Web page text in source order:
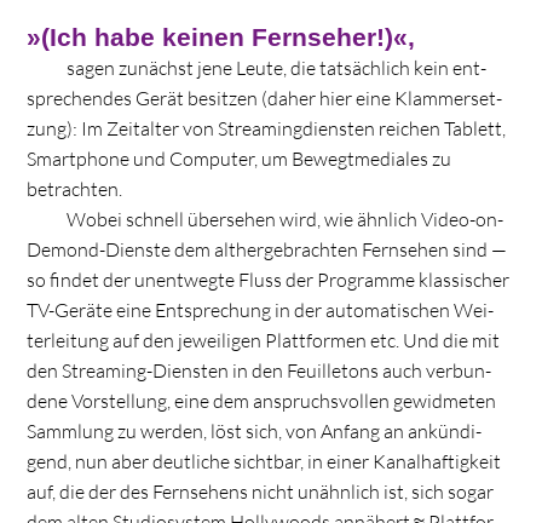
»(Ich habe keinen Fernseher!)«,
sagen zunächst jene Leute, die tat­säch­lich kein ent­
spre­chen­des Gerät besit­zen (daher hier eine Klam­mer­set­
zung): Im Zeit­al­ter von Strea­ming­diens­ten rei­chen Tablett,
Smart­phone und Com­pu­ter, um Bewegt­me­dia­les zu
betrachten.
Wobei schnell über­se­hen wird, wie ähn­lich Video-on-
Demond-Dienste dem alt­her­ge­brach­ten Fern­se­hen sind —
so fin­det der unent­wegte Fluss der Pro­gramme klas­si­scher
TV-Geräte eine Ent­spre­chung in der auto­ma­ti­schen Wei­
ter­lei­tung auf den jewei­li­gen Platt­for­men etc. Und die mit
den Strea­ming-Diens­ten in den Feuil­le­tons auch ver­bun­
dene Vor­stel­lung, eine dem anspruchs­vol­len gewid­me­ten
Samm­lung zu wer­den, löst sich, von Anfang an ankün­di­
gend, nun aber deut­li­che sicht­bar, in einer Kanal­haf­tig­keit
auf, die der des Fern­se­hens nicht unähn­lich ist, sich sogar